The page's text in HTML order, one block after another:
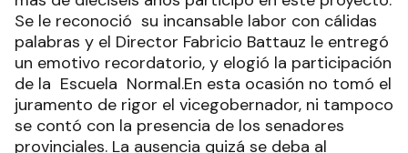
Se le reconoció su incansable labor con cálidas
palabras y el Director Fabricio Battauz le entregó
un emotivo recordatorio, y elogió la participación
de la Escuela Normal.En esta ocasión no tomó el
juramento de rigor el vicegobernador, ni tampoco
se contó con la presencia de los senadores
provinciales. La ausencia quizá se deba al